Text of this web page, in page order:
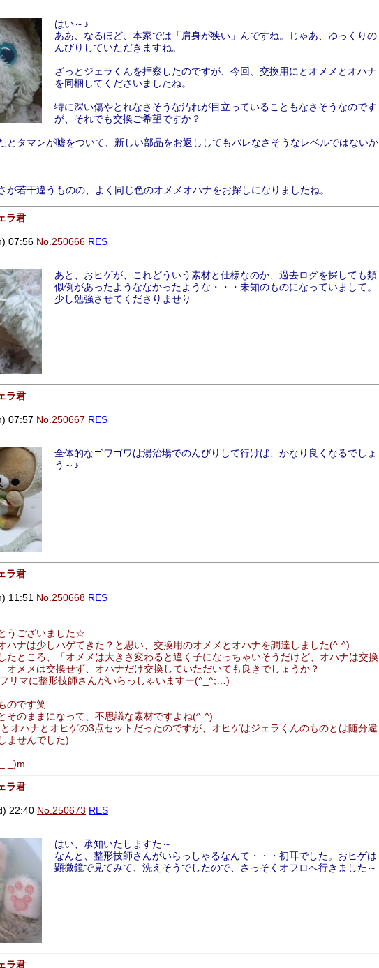
はい～♪
ああ、なるほど、本家では「肩身が狭い」んですね。じゃあ、ゆっくりの
んびりしていただきますね。
ざっとジェラくんを拝察したのですが、今回、交換用にとオメメとオハナ
を同梱してくださいましたね。
特に深い傷やとれなさそうな汚れが目立っていることもなさそうなのです
が、それでも交換ご希望ですか？
とタマンが嘘をついて、新しい部品をお返ししてもバレなさそうなレベルではないか
が若干違うものの、よく同じ色のオメメオハナをお探しになりましたね。
ラ君
07:56 No.250666 RES
あと、おヒゲが、これどういう素材と仕様なのか、過去ログを探しても類
似例があったようななかったような・・・未知のものになっていまして。
少し勉強させてくださりませり
ラ君
07:57 No.250667 RES
全体的なゴワゴワは湯治場でのんびりして行けば、かなり良くなるでしょ
う～♪
ラ君
11:51 No.250668 RES
うございました☆
ハナは少しハゲてきた？と思い、交換用のオメメとオハナを調達しました(^-^)
たところ、「オメメは大きさ変わると違く子になっちゃいそうだけど、オハナは交換
オメメは交換せず、オハナだけ交換していただいても良きでしょうか？
リマに整形技師さんがいらっしゃいますー(^_^;…)
のです笑
そのままになって、不思議な素材ですよね(^-^)
オハナとオヒゲの3点セットだったのですが、オヒゲはジェラくんのものとは随分違
ませんでした)
_)m
ラ君
22:40 No.250673 RES
はい、承知いたしますた～
なんと、整形技師さんがいらっしゃるなんて・・・初耳でした。おヒゲは
顕微鏡で見てみて、洗えそうでしたので、さっそくオフロへ行きました～
ラ君